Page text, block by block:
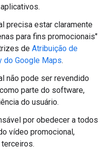
precisa estar claramente
para fins promocionais"
de Atribuição de
do Google Maps.
não pode ser revendido
parte do software,
do usuário.
por obedecer a todos
vídeo promocional,